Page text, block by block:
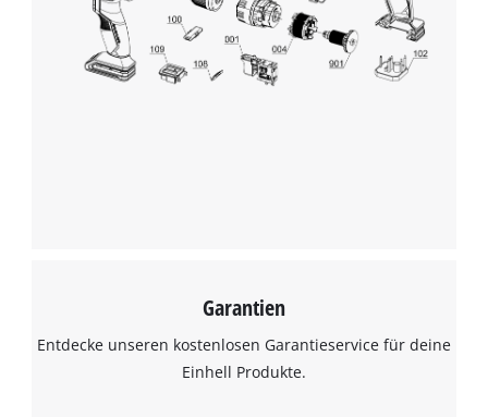
Garantien
Entdecke unseren kostenlosen Garantieservice für deine
Einhell Produkte.